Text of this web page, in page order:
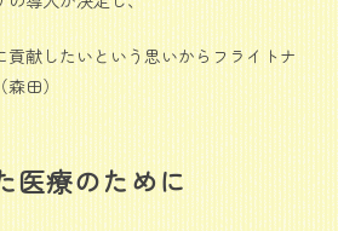
貢献したいという思いからフライトナ
森田）
医療のために